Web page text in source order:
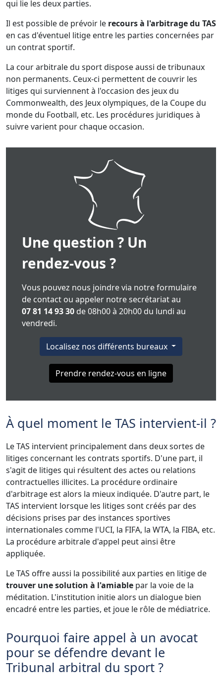
qui lie les deux parties.
Il est possible de prévoir le recours à l'arbitrage du TAS
en cas d'éventuel litige entre les parties concernées par
un contrat sportif.
La cour arbitrale du sport dispose aussi de tribunaux
non permanents. Ceux-ci permettent de couvrir les
litiges qui surviennent à l'occasion des jeux du
Commonwealth, des Jeux olympiques, de la Coupe du
monde du Football, etc. Les procédures juridiques à
suivre varient pour chaque occasion.
Une question ? Un
rendez-vous ?
Vous pouvez nous joindre via notre formulaire
de contact ou appeler notre secrétariat au
07 81 14 93 30 de 08h00 à 20h00 du lundi au
vendredi.
Localisez nos différents bureaux
Prendre rendez-vous en ligne
À quel moment le TAS intervient-il ?
Le TAS intervient principalement dans deux sortes de
litiges concernant les contrats sportifs. D'une part, il
s'agit de litiges qui résultent des actes ou relations
contractuelles illicites. La procédure ordinaire
d'arbitrage est alors la mieux indiquée. D'autre part, le
TAS intervient lorsque les litiges sont créés par des
décisions prises par des instances sportives
internationales comme l'UCI, la FIFA, la WTA, la FIBA, etc.
La procédure arbitrale d'appel peut ainsi être
appliquée.
Le TAS offre aussi la possibilité aux parties en litige de
trouver une solution à l'amiable par la voie de la
méditation. L'institution initie alors un dialogue bien
encadré entre les parties, et joue le rôle de médiatrice.
Pourquoi faire appel à un avocat
pour se défendre devant le
Tribunal arbitral du sport ?